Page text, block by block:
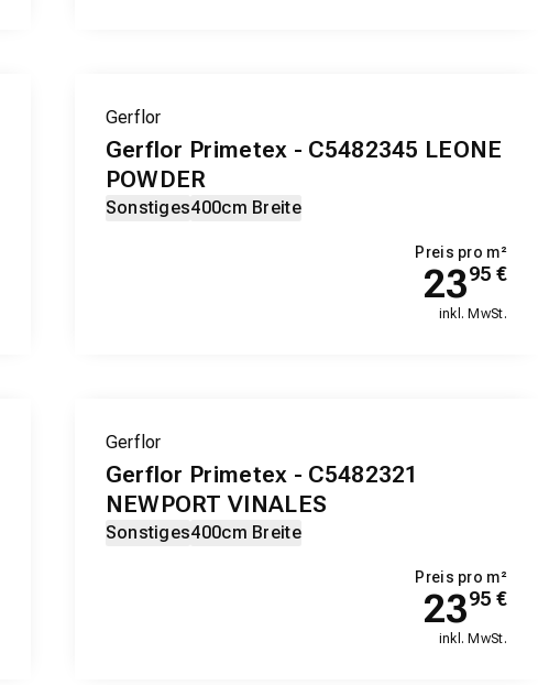
Gerflor
Gerflor Primetex - C5482345 LEONE
POWDER
Sonstiges400cm Breite
Preis pro m²
2395 €
inkl. MwSt.
Gerflor
Gerflor Primetex - C5482321
NEWPORT VINALES
Sonstiges400cm Breite
Preis pro m²
2395 €
inkl. MwSt.